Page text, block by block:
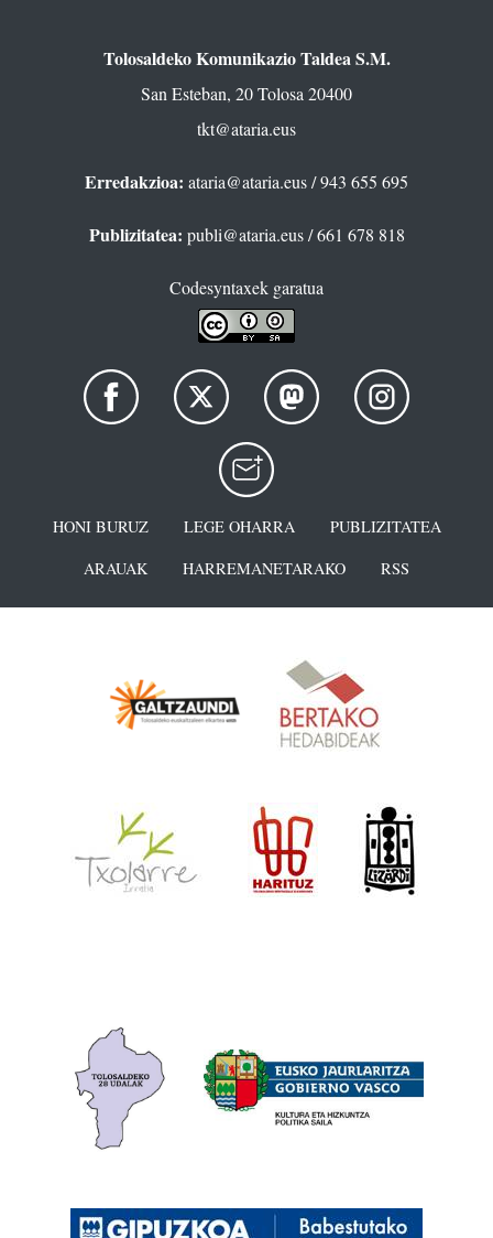
Tolosaldeko Komunikazio Taldea S.M.
San Esteban, 20 Tolosa 20400
tkt@ataria.eus
Erredakzioa: ataria@ataria.eus/ 943 655 695
Publizitatea: publi@ataria.eus/ 661 678 818
Codesyntaxek garatua
HONI BURUZ LEGE OHARRA
PUBLIZITATEA
ARAUAK
HARREMANETARAKO RSS